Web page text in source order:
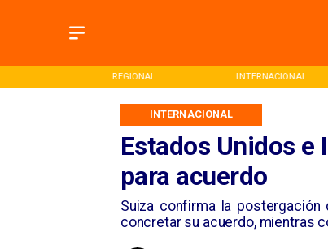
REGIONAL INTERNACIONAL
Estados Unidos
para acuerdo
Suiza confirma la
concretar su acuerdo, mientras
INTERNACIONAL